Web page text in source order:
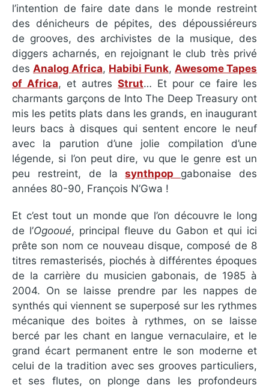
l’intention de faire date dans le monde restreint
des dénicheurs de pépites, des dépoussiéreurs
de grooves, des archivistes de la musique, des
diggers acharnés, en rejoignant le club très privé
des Analog Africa, Habibi Funk, Awesome Tapes
of Africa, et autres Strut… Et pour ce faire les
charmants garçons de Into The Deep Treasury ont
mis les petits plats dans les grands, en inaugurant
leurs bacs à disques qui sentent encore le neuf
avec la parution d’une jolie compilation d’une
légende, si l’on peut dire, vu que le genre est un
peu restreint, de lasynthpop gabonaise des
années 80-90, François N’Gwa !
Et c’est tout un monde que l’on découvre le long
de l’Ogooué, principal fleuve du Gabon et qui ici
prête son nom ce nouveau disque, composé de 8
titres remasterisés, piochés à différentes époques
de la carrière du musicien gabonais, de 1985 à
2004. On se laisse prendre par les nappes de
synthés qui viennent se superposé sur les rythmes
mécanique des boites à rythmes, on se laisse
bercé par les chant en langue vernaculaire, et le
grand écart permanent entre le son moderne et
celui de la tradition avec ses grooves particuliers,
et ses flutes, on plonge dans les profondeurs